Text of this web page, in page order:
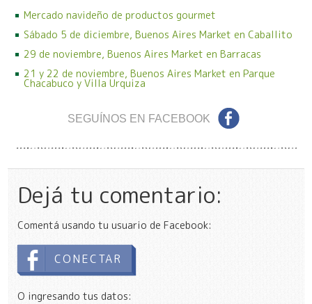
Mercado navideño de productos gourmet
Sábado 5 de diciembre, Buenos Aires Market en Caballito
29 de noviembre, Buenos Aires Market en Barracas
21 y 22 de noviembre, Buenos Aires Market en Parque
Chacabuco y Villa Urquiza
SEGUÍNOS EN FACEBOOK
Dejá tu comentario:
Comentá usando tu usuario de Facebook:
CONECTAR
O ingresando tus datos: